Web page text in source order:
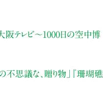
大阪テレビ〜1000日の空中博
不思議な、贈り物」
『珊瑚礁